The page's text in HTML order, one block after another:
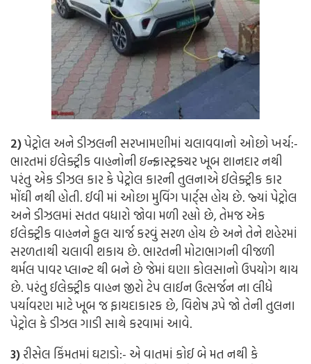
2)પેટ્રોલ અને ડીઝલની સરખામણીમાં ચલાવવાનો ઓછો ખર્ચ:-
ભારતમાં ઈલેક્ટ્રીક વાહનોની ઇન્ફ્રાસ્ટ્રક્ચર ખૂબ શાનદાર નથી
પરંતુ એક ડીઝલ કાર કે પેટ્રોલ કારની તુલનાએ ઈલેક્ટ્રીક કાર
મોંઘી નથી હોતી. ઈવી માં ઓછા મુવિંગ પાર્ટ્સ હોય છે. જ્યાં પેટ્રોલ
અને ડીઝલમાં સતત વધારો જોવા મળી રહ્યો છે, તેમજ એક
ઈલેક્ટ્રીક વાહનને ફુલ ચાર્જ કરવું સરળ હોય છે અને તેને શહેરમાં
સરળતાથી ચલાવી શકાય છે. ભારતની મોટાભાગની વીજળી
થર્મલ પાવર પ્લાન્ટ થી બને છે જેમાં ઘણા કોલસાનો ઉપયોગ થાય
છે. પરંતુ ઈલેક્ટ્રીક વાહન જીરો ટેપ લાઈન ઉત્સર્જન ના લીધે
પર્યાવરણ માટે ખૂબ જ ફાયદાકારક છે, વિશેષ રૂપે જો તેની તુલના
પેટ્રોલ કે ડીઝલ ગાડી સાથે કરવામાં આવે.
3)રીસેલ કિંમતમાં ઘટાડો:- એ વાતમાં કોઈ બે મત નથી કે